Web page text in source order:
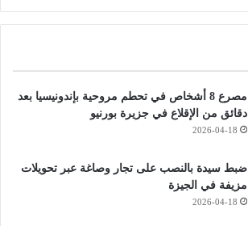
مصرع 8 أشخاص في تحطم مروحية بإندونيسيا بعد
دقائق من الإقلاع في جزيرة بورنيو
2026-04-18
ضبط سيدة بالنصب على تجار وصاغة عبر تحويلات
مزيفة في الجيزة
2026-04-18